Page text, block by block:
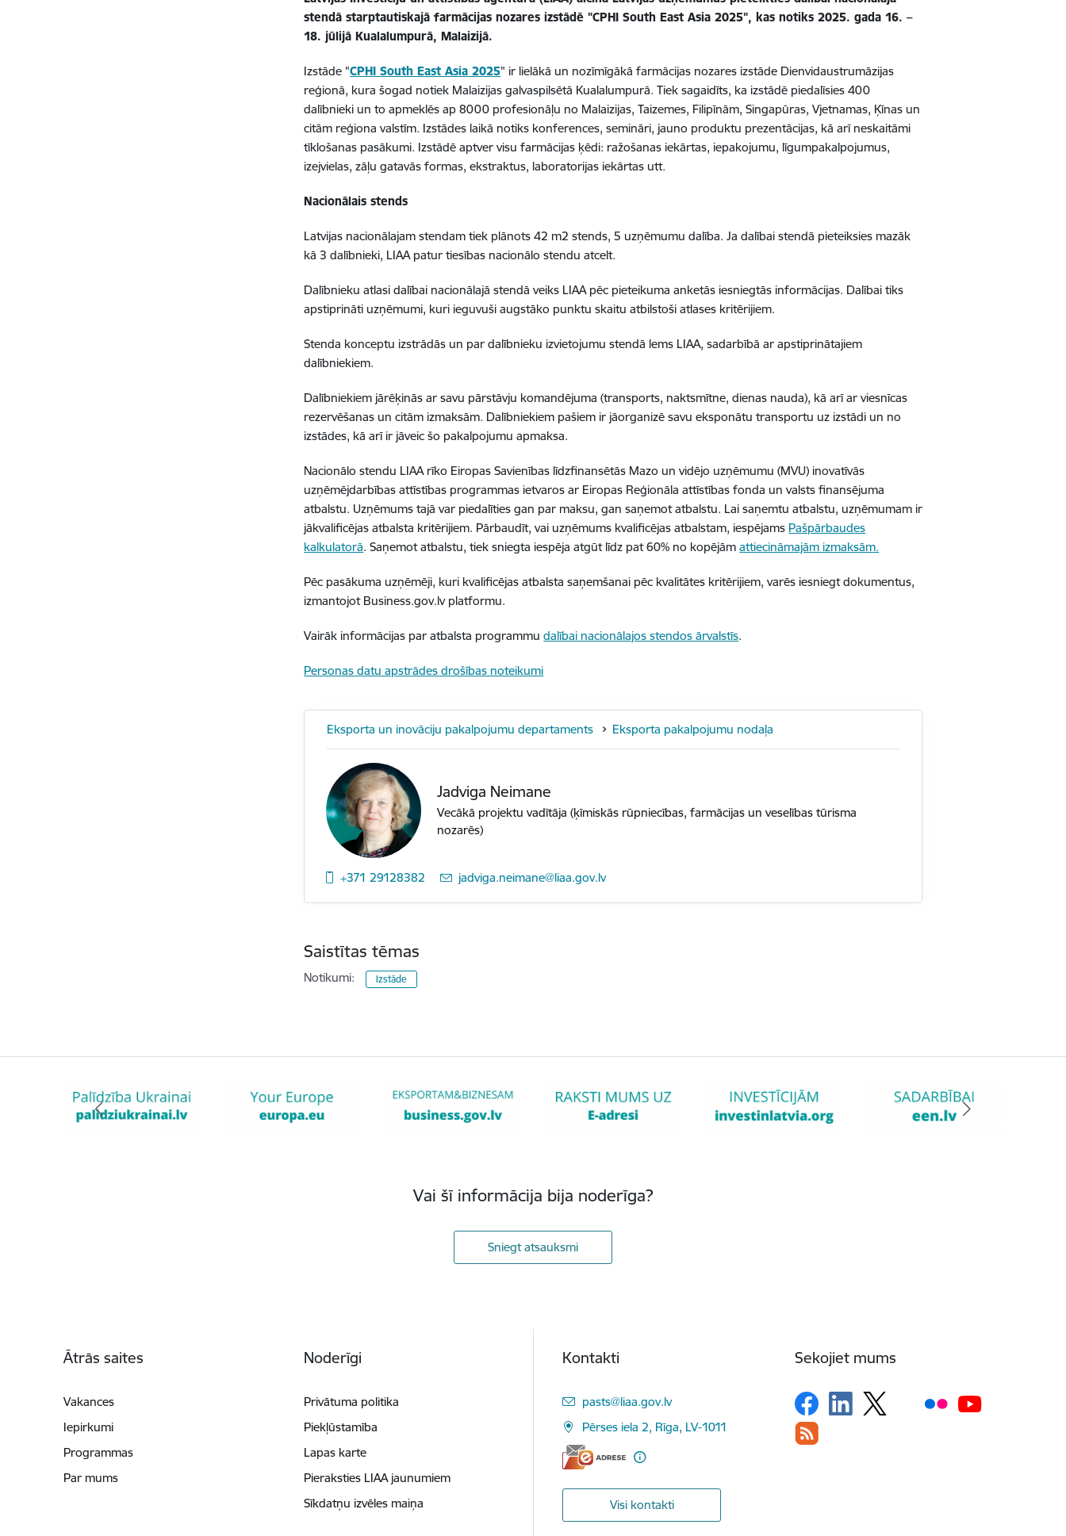
stendā starptautiskajā farmācijas nozares izstādē "CPHI South East Asia 2025", kas notiks 2025. gada 16. –
18. jūlijā Kualalumpurā, Malaizijā.
Izstāde "CPHI South East Asia 2025" ir lielākā un nozīmīgākā farmācijas nozares izstāde Dienvidaustrumāzijas
reģionā, kura šogad notiek Malaizijas galvaspilsētā Kualalumpurā. Tiek sagaidīts, ka izstādē piedalīsies 400
dalībnieki un to apmeklēs ap 8000 profesionāļu no Malaizijas, Taizemes, Filipīnām, Singapūras, Vjetnamas, Ķīnas un
citām reģiona valstīm. Izstādes laikā notiks konferences, semināri, jauno produktu prezentācijas, kā arī neskaitāmi
tīklošanas pasākumi. Izstādē aptver visu farmācijas ķēdi: ražošanas iekārtas, iepakojumu, līgumpakalpojumus,
izejvielas, zāļu gatavās formas, ekstraktus, laboratorijas iekārtas utt.
Nacionālais stends
Latvijas nacionālajam stendam tiek plānots 42 m2 stends, 5 uzņēmumu dalība. Ja dalībai stendā pieteiksies mazāk
kā 3 dalībnieki, LIAA patur tiesības nacionālo stendu atcelt.
Dalībnieku atlasi dalībai nacionālajā stendā veiks LIAA pēc pieteikuma anketās iesniegtās informācijas. Dalībai tiks
apstiprināti uzņēmumi, kuri ieguvuši augstāko punktu skaitu atbilstoši atlases kritērijiem.
Stenda konceptu izstrādās un par dalībnieku izvietojumu stendā lems LIAA, sadarbībā ar apstiprinātajiem
dalībniekiem.
Dalībniekiem jārēķinās ar savu pārstāvju komandējuma (transports, naktsmītne, dienas nauda), kā arī ar viesnīcas
rezervēšanas un citām izmaksām. Dalībniekiem pašiem ir jāorganizē savu eksponātu transportu uz izstādi un no
izstādes, kā arī ir jāveic šo pakalpojumu apmaksa.
Nacionālo stendu LIAA rīko Eiropas Savienības līdzfinansētās Mazo un vidējo uzņēmumu (MVU) inovatīvās
uzņēmējdarbības attīstības programmas ietvaros ar Eiropas Reģionāla attīstības fonda un valsts finansējuma
atbalstu. Uzņēmums tajā var piedalīties gan par maksu, gan saņemot atbalstu. Lai saņemtu atbalstu, uzņēmumam ir
jākvalificējas atbalsta kritērijiem. Pārbaudīt, vai uzņēmums kvalificējas atbalstam, iespējams Pašpārbaudes
kalkulatorā. Saņemot atbalstu, tiek sniegta iespēja atgūt līdz pat 60% no kopējāmattiecināmajām izmaksām.
Pēc pasākuma uzņēmēji, kuri kvalificējas atbalsta saņemšanai pēc kvalitātes kritērijiem, varēs iesniegt dokumentus,
izmantojot Business.gov.lv platformu.
Vairāk informācijas par atbalsta programmudalībai nacionālajos stendos ārvalstīs.
Personas datu apstrādes drošības noteikumi
Eksporta un inovāciju pakalpojumu departaments Eksporta pakalpojumu nodaļa
Jadviga Neimane
Vecākā projektu vadītāja (ķīmiskās rūpniecības, farmācijas un veselības tūrisma
nozarēs)
+371 29128382 E-pasts:
jadviga.neimane@liaa.gov.lv
Saistītas tēmas
Notikumi: Izstāde
Vai šī informācija bija noderīga?
Sniegt atsauksmi
Ātrās saites
Vakances
Iepirkumi
Programmas
Par mums
Noderīgi
Privātuma politika
Piekļūstamība
Lapas karte
Pieraksties LIAA jaunumiem
Sīkdatņu izvēles maiņa
Kontakti
E-pasts:
pasts@liaa.gov.lv
Pērses iela 2, Rīga, LV-1011
Visi kontakti
Sekojiet mums